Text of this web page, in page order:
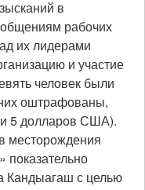
в
рабочих
их лидерами
и участие
человек были
оштрафованы,
5 долларов США).
месторождения
показательно
Кандыагаш с целью